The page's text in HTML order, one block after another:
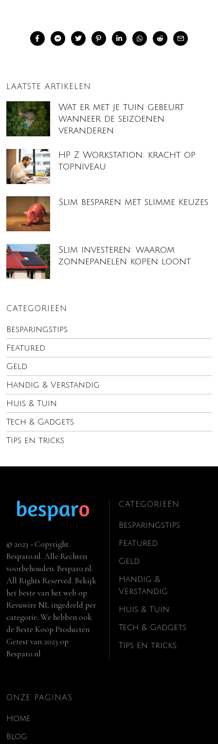
LAATSTE ARTIKELEN
Wat er met je tuin gebeurt
wanneer de seizoenen
veranderen
HP Z Workstation: kracht op
topniveau
Slim besparen met slimme keuzes
Slim investeren: waarom
zonnepanelen kopen loont
CATEGORIEËN
Besparingstips
Featured
Geld
Handig & Verstandig
Huis & Tuin
Tech & Gadgets
Tips en tricks
© 2023 - Copyright.
Besparo.nl. Alle Rechten
voorbehouden. Besparo.nl.
All Rights Reserved. Bekijk
het beste van het web op
Revuwire NL ingedeeld per
categorie. We hebben ook
deBeste Koop Producten
Getest van 2023 op
Besparo.nl
CATEGORIEËN
Besparingstips
Featured
Geld
Handig &
Verstandig
Huis & Tuin
Tech & Gadgets
Tips en tricks
ONZE PAGINA’S
Home
Blog